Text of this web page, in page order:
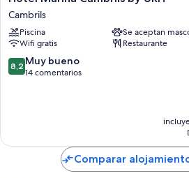
Las 320 habitaciones tienen
acondicionado, además de algunas
gratis y cajas fuertes.
Además, otros de los servicios que
incluyen los siguientes:
Marina
Cambrils
by
URH
Cambrils
Cambrils
Piscina
Se aceptan
Wifi gratis
Restaurante
8.2
sobre
8,2 Muy bueno
14 comentarios
Comparar